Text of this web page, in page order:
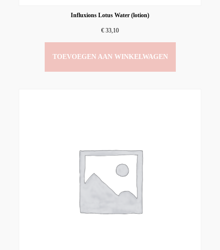
Influxions Lotus Water (lotion)
€ 33,10
TOEVOEGEN AAN WINKELWAGEN